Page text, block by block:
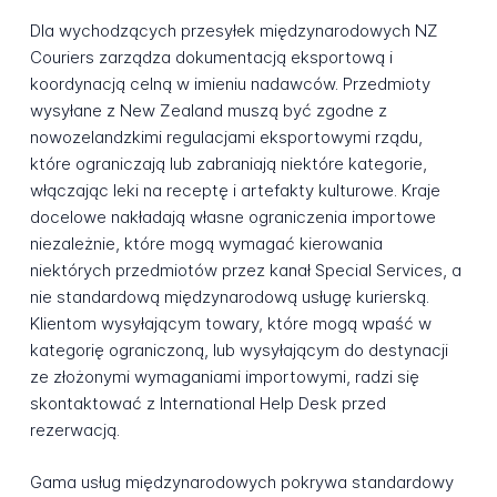
Dla wychodzących przesyłek międzynarodowych NZ
Couriers zarządza dokumentacją eksportową i
koordynacją celną w imieniu nadawców. Przedmioty
wysyłane z New Zealand muszą być zgodne z
nowozelandzkimi regulacjami eksportowymi rządu,
które ograniczają lub zabraniają niektóre kategorie,
włączając leki na receptę i artefakty kulturowe. Kraje
docelowe nakładają własne ograniczenia importowe
niezależnie, które mogą wymagać kierowania
niektórych przedmiotów przez kanał Special Services, a
nie standardową międzynarodową usługę kurierską.
Klientom wysyłającym towary, które mogą wpaść w
kategorię ograniczoną, lub wysyłającym do destynacji
ze złożonymi wymaganiami importowymi, radzi się
skontaktować z International Help Desk przed
rezerwacją.
Gama usług międzynarodowych pokrywa standardowy